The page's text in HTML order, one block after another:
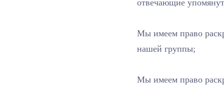
отвечающие
Мы имеем право
нашей группы;
Мы имеем право